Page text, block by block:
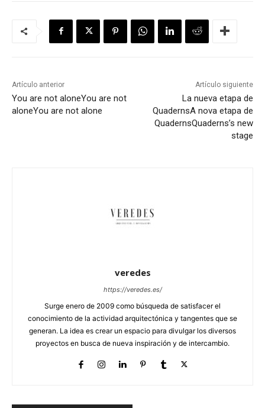
Artículo anterior
You are not aloneYou are not
aloneYou are not alone
Artículo siguiente
La nueva etapa de
QuadernsA nova etapa de
QuadernsQuaderns’s new
stage
veredes
https://veredes.es/
Surge enero de 2009 como búsqueda de satisfacer el
conocimiento de la actividad arquitectónica y tangentes que se
generan. La idea es crear un espacio para divulgar los diversos
proyectos en busca de nueva inspiración y de intercambio.